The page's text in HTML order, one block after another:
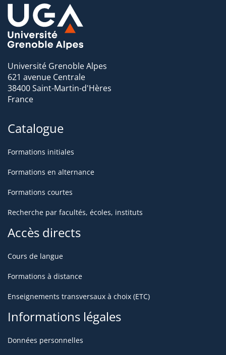
(psychologie, sociologie, droit, langues)
Une excellente insertion professionnelle de nos
diplômés: 95 % en emploi, un an après l’obtention du
diplôme (Enquête d’Insertion Professionnelle, 2020,
Université Grenoble Alpes)
Université Grenoble Alpes
621 avenue Centrale
38400 Saint-Martin-d'Hères
France
Catalogue
Formations initiales
Formations en alternance
Formations courtes
Recherche par facultés, écoles, instituts
Accès directs
Cours de langue
Formations à distance
Enseignements transversaux à choix (ETC)
Informations légales
Données personnelles